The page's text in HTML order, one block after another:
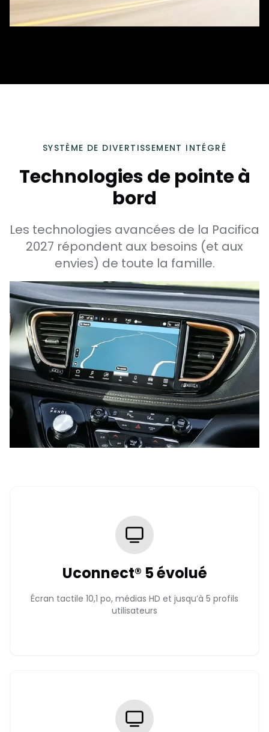
SYSTÈME DE DIVERTISSEMENT INTÉGRÉ
Technologies de pointe à
bord
Les technologies avancées de la Pacifica
2027 répondent aux besoins (et aux
envies) de toute la famille.
Uconnect® 5 évolué
Écran tactile 10,1 po, médias HD et jusqu’à 5 profils
utilisateurs